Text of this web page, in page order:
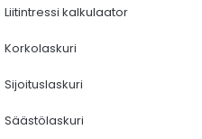
Liitintressi kalkulaator
Korkolaskuri
Sijoituslaskuri
Säästölaskuri